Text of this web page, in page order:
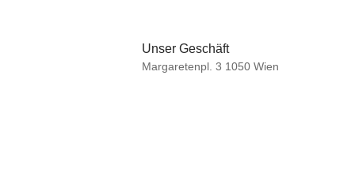
Unser Geschäft
Margaretenpl. 3 1050 Wien